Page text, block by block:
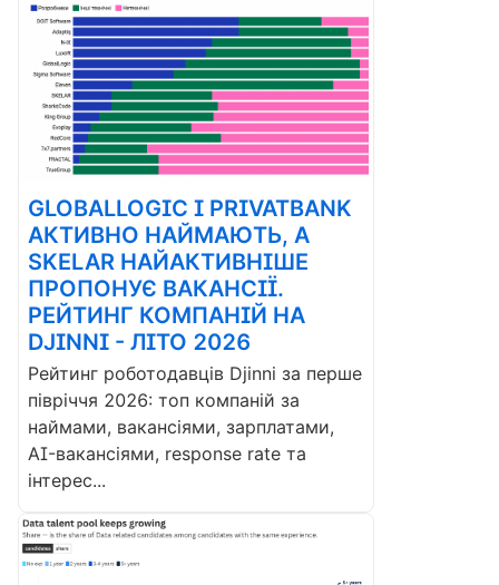
GLOBALLOGIC І PRIVATBANK
АКТИВНО НАЙМАЮТЬ, А
SKELAR НАЙАКТИВНІШЕ
ПРОПОНУЄ ВАКАНСІЇ.
РЕЙТИНГ КОМПАНІЙ НА
DJINNI - ЛІТО 2026
Рейтинг роботодавців Djinni за перше
півріччя 2026: топ компаній за
наймами, вакансіями, зарплатами,
AI-вакансіями, response rate та
інтерес...